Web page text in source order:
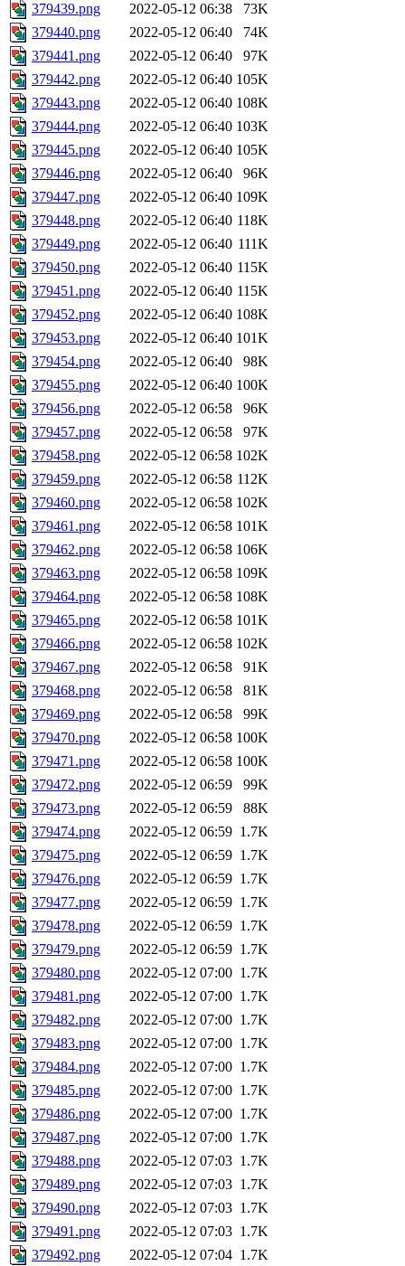
379439.png
2022-05-12 06:38
73K
379440.png
2022-05-12 06:40
74K
379441.png
2022-05-12 06:40
97K
379442.png
2022-05-12 06:40 105K
379443.png
2022-05-12 06:40 108K
379444.png
2022-05-12 06:40 103K
379445.png
2022-05-12 06:40 105K
379446.png
2022-05-12 06:40
96K
379447.png
2022-05-12 06:40 109K
379448.png
2022-05-12 06:40 118K
379449.png
2022-05-12 06:40 111K
379450.png
2022-05-12 06:40 115K
379451.png
2022-05-12 06:40 115K
379452.png
2022-05-12 06:40 108K
379453.png
2022-05-12 06:40 101K
379454.png
2022-05-12 06:40
98K
379455.png
2022-05-12 06:40 100K
379456.png
2022-05-12 06:58
96K
379457.png
2022-05-12 06:58
97K
379458.png
2022-05-12 06:58 102K
379459.png
2022-05-12 06:58 112K
379460.png
2022-05-12 06:58 102K
379461.png
2022-05-12 06:58 101K
379462.png
2022-05-12 06:58 106K
379463.png
2022-05-12 06:58 109K
379464.png
2022-05-12 06:58 108K
379465.png
2022-05-12 06:58 101K
379466.png
2022-05-12 06:58 102K
379467.png
2022-05-12 06:58
91K
379468.png
2022-05-12 06:58
81K
379469.png
2022-05-12 06:58
99K
379470.png
2022-05-12 06:58 100K
379471.png
2022-05-12 06:58 100K
379472.png
2022-05-12 06:59
99K
379473.png
2022-05-12 06:59
88K
379474.png
2022-05-12 06:59 1.7K
379475.png
2022-05-12 06:59 1.7K
379476.png
2022-05-12 06:59 1.7K
379477.png
2022-05-12 06:59 1.7K
379478.png
2022-05-12 06:59 1.7K
379479.png
2022-05-12 06:59 1.7K
379480.png
2022-05-12 07:00 1.7K
379481.png
2022-05-12 07:00 1.7K
379482.png
2022-05-12 07:00 1.7K
379483.png
2022-05-12 07:00 1.7K
379484.png
2022-05-12 07:00 1.7K
379485.png
2022-05-12 07:00 1.7K
379486.png
2022-05-12 07:00 1.7K
379487.png
2022-05-12 07:00 1.7K
379488.png
2022-05-12 07:03 1.7K
379489.png
2022-05-12 07:03 1.7K
379490.png
2022-05-12 07:03 1.7K
379491.png
2022-05-12 07:03 1.7K
379492.png
2022-05-12 07:04 1.7K